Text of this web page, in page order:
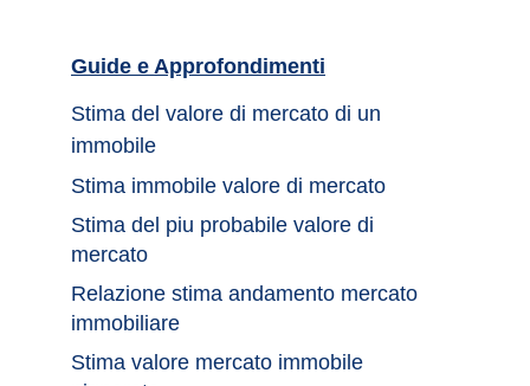
Stima del valore di mercato di un
Stima del piu probabile valore di
mercato
Relazione stima andamento mercato
immobiliare
Stima valore mercato immobile